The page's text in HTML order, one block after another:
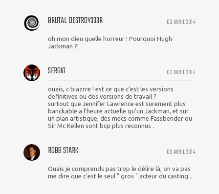
03 AVRIL 2014
BRUTAL DESTR0Y333R
oh mon dieu quelle horreur ! Pourquoi Hugh
Jackman ?!
03 AVRIL 2014
SERGIO
ouais, c biazrre ! est ce que c'est les versions
definitives ou des versions de travail ?
surtout que Jennifer Lawrence est surement plus
banckable a l'heure actuelle qu'un Jackman, et sur
un plan artistique, des mecs comme Fassbender ou
Sir Mc Kellen sont bcp plus reconnus .
03 AVRIL 2014
ROBB STARK
Ouais je comprends pas trop le délire là, on va pas
me dire que c'est le seul " gros " acteur du casting...